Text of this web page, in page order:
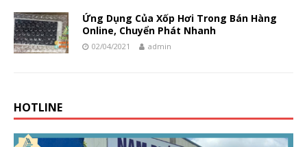
Ứng Dụng Của Xốp Hơi Trong Bán Hàng
Online, Chuyển Phát Nhanh
02/04/2021 admin
HOTLINE